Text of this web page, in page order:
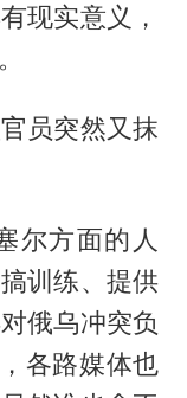
现实意义，
员突然又抹
尔方面的人
训练、提供
俄乌冲突负
各路媒体也